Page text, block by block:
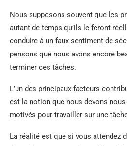
Nous supposons souvent que les
autant de temps qu’ils le feront
conduire à un faux sentiment de
pensons que nous avons encore
terminer ces tâches.
L’un des principaux facteurs
est la notion que nous devons
motivés pour travailler sur une
La réalité est que si vous attendez